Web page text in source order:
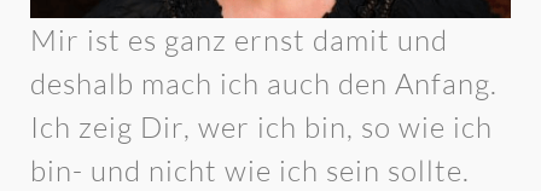
Mir ist es ganz ernst damit und
deshalb mach ich auch den Anfang.
Ich zeig Dir, wer ich bin, so wie ich
bin- und nicht wie ich sein sollte.